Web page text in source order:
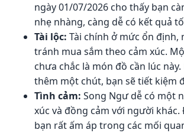
ngày 01/07/2026 cho thấy bạn
nhẹ nhàng, càng dễ có kết quả
Tài lộc: Tài chính ở mức ổn định,
tránh mua sắm theo cảm xúc.
chưa chắc là món đồ cần lúc
thêm một chút, bạn sẽ tiết kiệm
Tình cảm: Song Ngư dễ có một
xúc và đồng cảm với người
bạn rất ấm áp trong các mối